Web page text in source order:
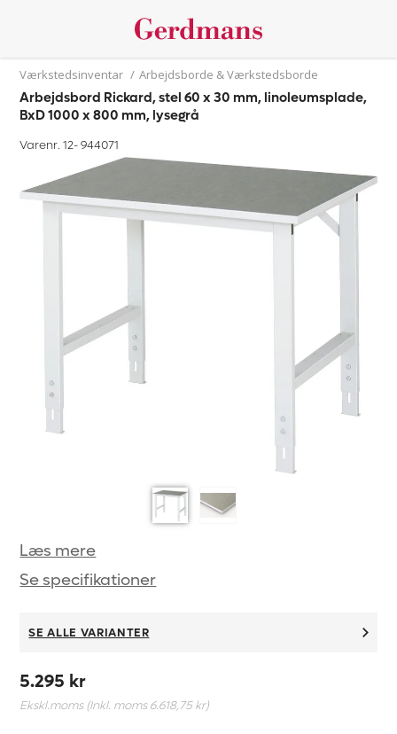
Værkstedsinventar / Arbejdsborde & Værkstedsborde
Arbejdsbord Rickard, stel 60 x 30 mm, linoleumsplade,
BxD 1000 x 800 mm, lysegrå
Varenr. 12-944071
Læs mere
Se specifikationer
SE ALLE VARIANTER
5.295 kr
Ekskl.moms (Inkl. moms6.618,75 kr)